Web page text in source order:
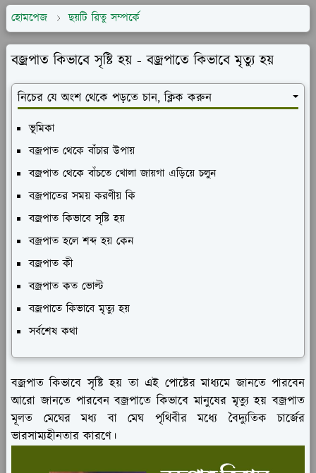
হোমপেজ ছয়টি রিতু সম্পর্কে
বজ্রপাত কিভাবে সৃষ্টি হয় - বজ্রপাতে কিভাবে মৃত্যু হয়
নিচের যে অংশ থেকে পড়তে চান, ক্লিক করুন
ভূমিকা
বজ্রপাত থেকে বাঁচার উপায়
বজ্রপাত থেকে বাঁচতে খোলা জায়গা এড়িয়ে চলুন
বজ্রপাতের সময় করণীয় কি
বজ্রপাত কিভাবে সৃষ্টি হয়
বজ্রপাত হলে শব্দ হয় কেন
বজ্রপাত কী
বজ্রপাত কত ভোল্ট
বজ্রপাতে কিভাবে মৃত্যু হয়
সর্বশেষ কথা
বজ্রপাত কিভাবে সৃষ্টি হয় তা এই পোষ্টের মাধ্যমে জানতে পারবেন
আরো জানতে পারবেন বজ্রপাতে কিভাবে মানুষের মৃত্যু হয় বজ্রপাত
মূলত মেঘের মধ্য বা মেঘ পৃথিবীর মধ্যে বৈদ্যুতিক চার্জের
ভারসাম্যহীনতার কারণে।